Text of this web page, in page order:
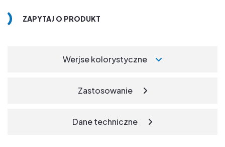
ZAPYTAJ O PRODUKT
Werjse kolorystyczne
Zastosowanie
Dane techniczne